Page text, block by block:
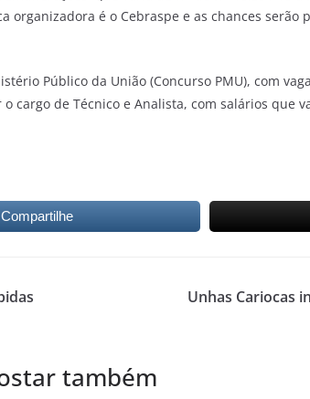
organizadora é o Cebraspe e as chances serão
Público da União (Concurso PMU), com
cargo de Técnico e Analista, com salários que
Compartilhe
Unhas Cariocas
também